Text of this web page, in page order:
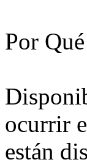
Por
ocurrir
están